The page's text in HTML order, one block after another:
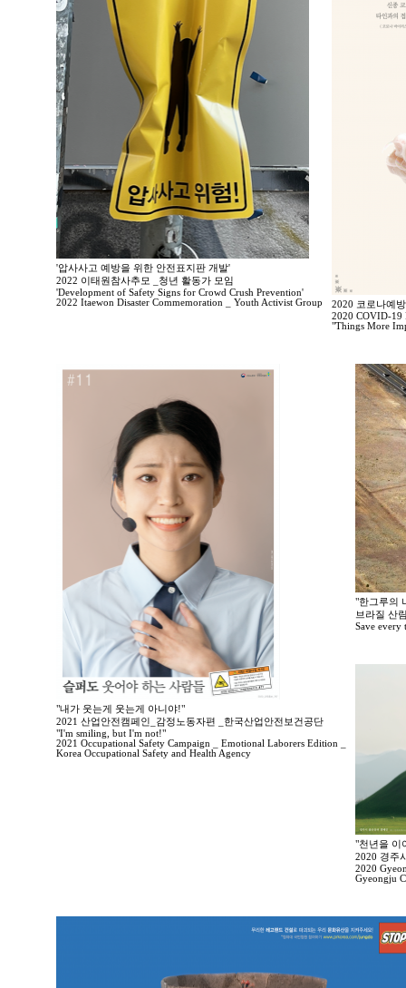
'압사사고 예방을 위한 안전표지판 개발'
2022 이태원참사추모 _청년 활동가 모임
'Development of Safety Signs for Crowd Crush Prevention'
2022 Itaewon Disaster Commemoration _ Youth Activist Group
2020 코로나예
2020 COVID-19
"Things More
"내가 웃는게 웃는게 아니야!"
2021 산업안전캠페인_감정노동자편 _한국산업안전보건공단
"I'm smiling, but I'm not!"
2021 Occupational Safety Campaign _ Emotional Laborers Edition _
Korea Occupational Safety and Health Agency
"한그루의
브라질 산
Save every
"천년을 이
2020 경주
2020
Gyeongju